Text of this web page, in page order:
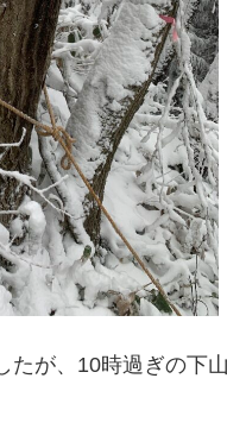
たが、10時過ぎの下